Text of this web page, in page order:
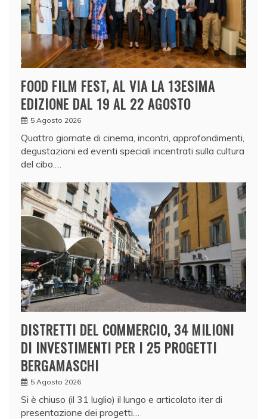
FOOD FILM FEST, AL VIA LA 13ESIMA
EDIZIONE DAL 19 AL 22 AGOSTO
5 Agosto 2026
Quattro giornate di cinema, incontri, approfondimenti,
degustazioni ed eventi speciali incentrati sulla cultura
del cibo.…
DISTRETTI DEL COMMERCIO, 34 MILIONI
DI INVESTIMENTI PER I 25 PROGETTI
BERGAMASCHI
5 Agosto 2026
Si è chiuso (il 31 luglio) il lungo e articolato iter di
presentazione dei progetti…